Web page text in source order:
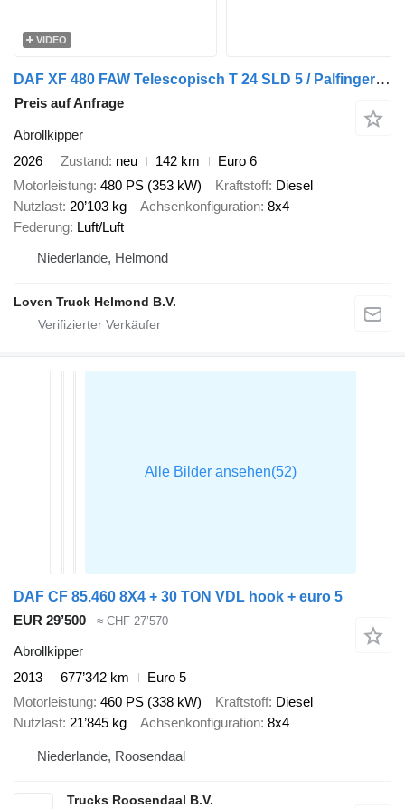
VIDEO
DAF XF 480 FAW Telescopisch T 24 SLD 5 / Palfinger Epsilon Q200Z HPL
Preis auf Anfrage
Abrollkipper
2026
Zustand neu 142 km
Euro 6
Motorleistung 480 PS (353 kW) Kraftstoff Diesel
Nutzlast 20’103 kg Achsenkonfiguration 8x4
Federung Luft/Luft
Niederlande, Helmond
Loven Truck Helmond B.V.
DAF CF 85.460 8X4 + 30 TON VDL hook + euro 5
EUR 29’500
≈ CHF 27’570
Abrollkipper
2013
677’342 km
Euro 5
Motorleistung 460 PS (338 kW) Kraftstoff Diesel
Nutzlast 21’845 kg Achsenkonfiguration 8x4
Niederlande, Roosendaal
Trucks Roosendaal B.V.